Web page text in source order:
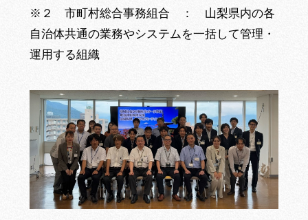
※２ 市町村総合事務組合 ： 山梨県内の各
自治体共通の業務やシステムを一括して管理・
運用する組織